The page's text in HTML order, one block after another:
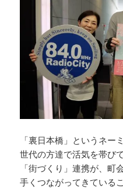
「裏日本橋」というネー
世代の方達で活気を帯び
「街づくり」連携が、町
手くつながってきている